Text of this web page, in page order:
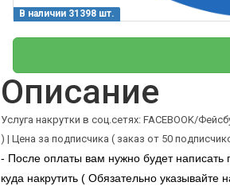
В наличии 31398 шт.
Описание
Услуга накрутки в соц.сетях: FACEBOOK/
) | Цена за подписчика ( заказ от 50
- После оплаты вам нужно будет написать
куда накрутить ( Обязательно